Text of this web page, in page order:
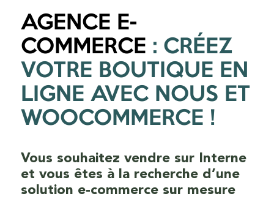
AGENCE E-
COMMERCE : CRÉEZ
VOTRE BOUTIQUE EN
LIGNE AVEC NOUS ET
WOOCOMMERCE !
Vous souhaitez vendre sur Interne
et vous êtes à la recherche d’une
solution e-commerce sur mesure